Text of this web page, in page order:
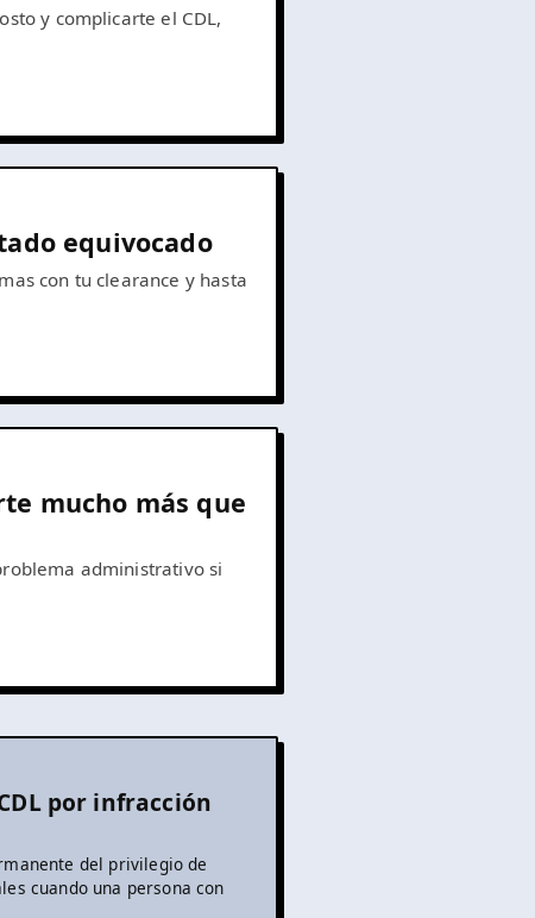
y complicarte el CDL,
equivocado
con tu clearance y hasta
mucho más que
administrativo si
por infracción
del privilegio de
cuando una persona con